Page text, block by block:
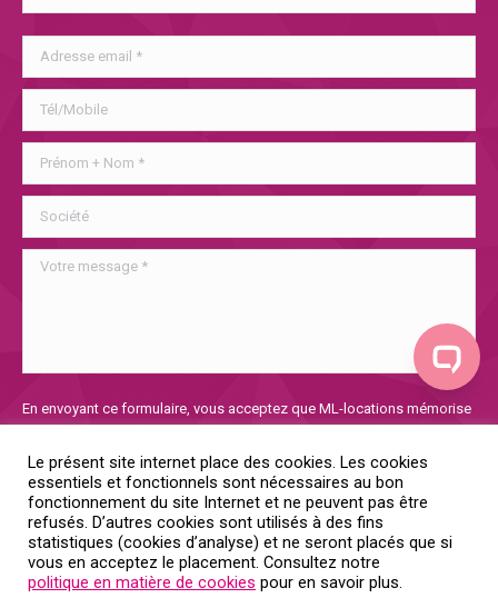
laisser
champ
vide.
En envoyant ce formulaire, vous acceptez que ML-locations mémorise
et utilise les informations collectées afin de traiter votre demande. Si
vous voulez en savoir plus sur notre politique de confidentialité, vous
la trouverez
Oui, je donne mon consentement
Le présent site internet place des cookies. Les cookies
essentiels et fonctionnels sont nécessaires au bon
fonctionnement du site Internet et ne peuvent pas être
refusés. D’autres cookies sont utilisés à des fins
statistiques (cookies d’analyse) et ne seront placés que si
vous en acceptez le placement. Consultez notre
politique en matière de cookies pour en savoir plus.